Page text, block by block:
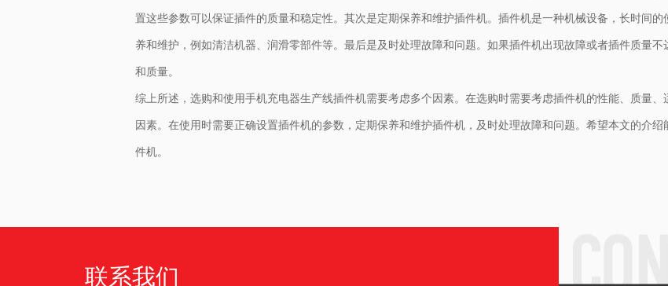
置这些参数可以保证插件的质量和稳定性。其次是定期保养和维护插件机。插件机是一种机械设备，长时间
养和维护，例如清洁机器、润滑零部件等。最后是及时处理故障和问题。如果插件机出现故障或者插件质量
和质量。
综上所述，选购和使用手机充电器生产线插件机需要考虑多个因素。在选购时需要考虑插件机的性能、质量
因素。在使用时需要正确设置插件机的参数，定期保养和维护插件机，及时处理故障和问题。希望本文的介
件机。
联系我们